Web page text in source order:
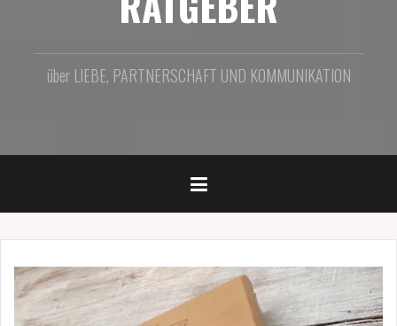
über LIEBE, PARTNERSCHAFT UND KOMMUNIKATION